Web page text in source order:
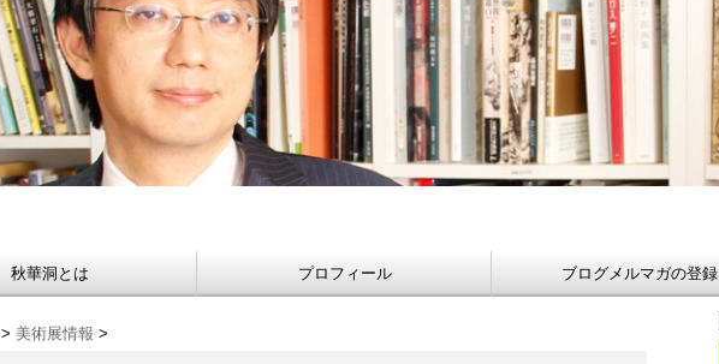
秋華洞とは プロフィール ブログメルマガの登録
> 美術展情報 >